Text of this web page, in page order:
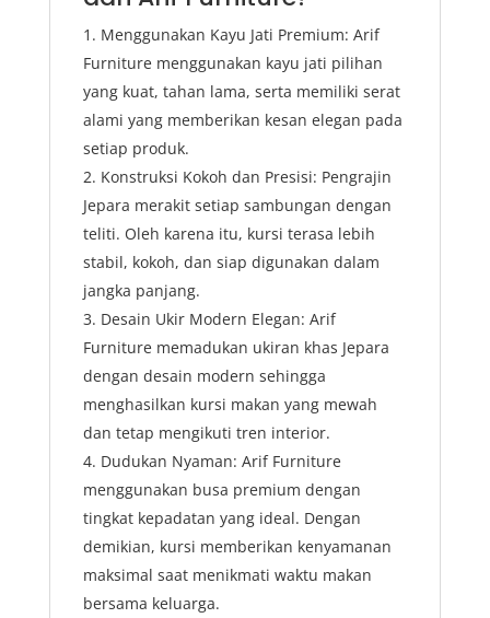
Menggunakan Kayu Jati Premium: Arif
Furniture menggunakan kayu jati pilihan
yang kuat, tahan lama, serta memiliki serat
alami yang memberikan kesan elegan pada
setiap produk.
Konstruksi Kokoh dan Presisi: Pengrajin
Jepara merakit setiap sambungan dengan
teliti. Oleh karena itu, kursi terasa lebih
stabil, kokoh, dan siap digunakan dalam
jangka panjang.
Desain Ukir Modern Elegan: Arif
Furniture memadukan ukiran khas Jepara
dengan desain modern sehingga
menghasilkan kursi makan yang mewah
dan tetap mengikuti tren interior.
Dudukan Nyaman: Arif Furniture
menggunakan busa premium dengan
tingkat kepadatan yang ideal. Dengan
demikian, kursi memberikan kenyamanan
maksimal saat menikmati waktu makan
bersama keluarga.